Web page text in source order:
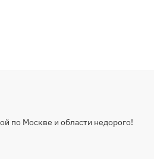
по Москве и области недорого!